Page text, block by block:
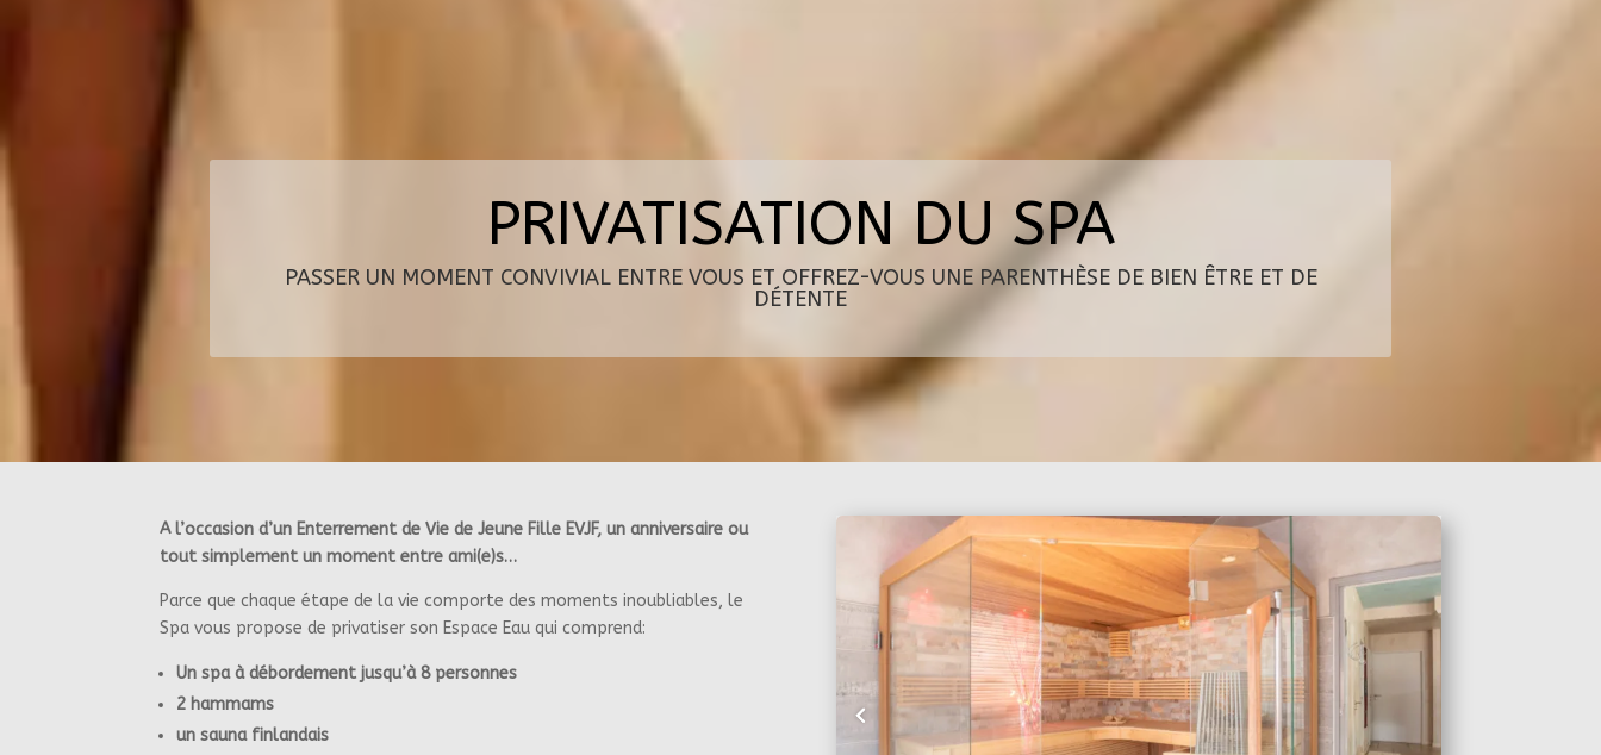
PRIVATISATION DU SPA
PASSER UN MOMENT CONVIVIAL ENTRE VOUS ET OFFREZ-VOUS UNE PARENTHÈSE DE BIEN ÊTRE ET DE
DÉTENTE
A l’occasion d’un Enterrement de Vie de Jeune Fille EVJF, un anniversaire ou
tout simplement un moment entre ami(e)s…
Parce que chaque étape de la vie comporte des moments inoubliables, le
Spa vous propose de privatiser son Espace Eau qui comprend:
Un spa à débordement jusqu’à 8 personnes
2 hammams
un sauna finlandais